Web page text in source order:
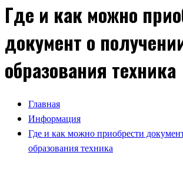
Где и как можно
документ о
образования техника
Главная
Информация
Где и как можно приобрести
образования техника